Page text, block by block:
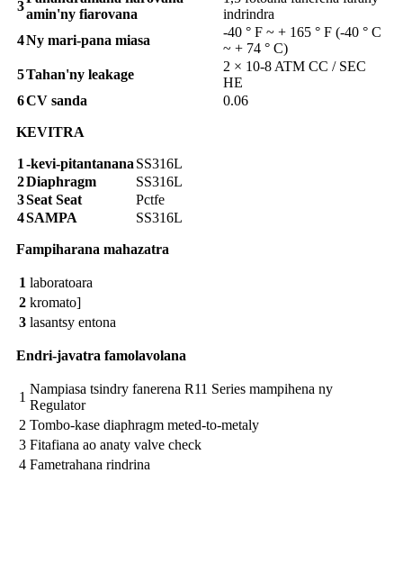
3
amin'ny fiarovana
indrindra
4Ny mari-pana miasa
-40 ° F ~ + 165 ° F (-40 ° C
~ + 74 ° C)
5Tahan'ny leakage
2 × 10-8 ATM CC / SEC
HE
6CV sanda 0.06
KEVITRA
1 -kevi-pitantanana SS316L
2Diaphragm
SS316L
3Seat Seat
Pctfe
4SAMPA SS316L
Fampiharana mahazatra
1 laboratoara
2 kromato]
3 lasantsy entona
Endri-javatra famolavolana
1
Nampiasa tsindry fanerena R11 Series mampihena ny
Regulator
2 Tombo-kase diaphragm meted-to-metaly
3 Fitafiana ao anaty valve check
4 Fametrahana rindrina